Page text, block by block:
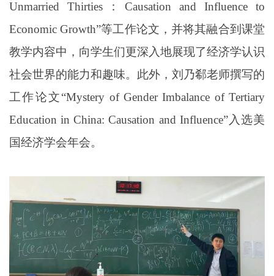
Unmarried Thirties ： Causation and Influenceto
Economic Growth”等工作论文，并将其融合到课堂
教学内容中，向学生们更深入地展现了经济学认识
社会世界的能力和趣味。此外，刘乃郗老师撰写的
工作论文“Mystery of Gender Imbalance of Tertiary
Education in China: Causation and Influence”入选美
国经济学会年会。